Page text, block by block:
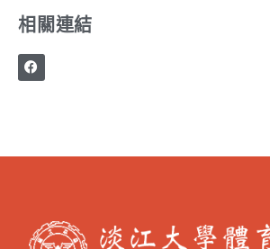
相關連結